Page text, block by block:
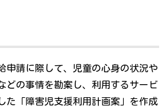
申請に際して、児童の心身の状況や
どの事情を勘案し、利用するサービ
た「障害児支援利用計画案」を作成